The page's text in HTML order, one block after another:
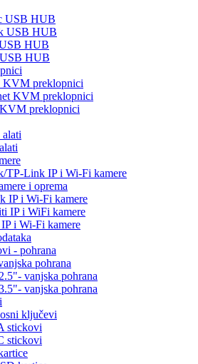
USB HUB
USB HUB
HUB
HUB
KVM preklopnici
KVM preklopnici
preklopnici
TP-Link IP i Wi-Fi kamere
i oprema
IP i Wi-Fi kamere
IP i WiFi kamere
i Wi-Fi kamere
- pohrana
pohrana
vanjska pohrana
vanjska pohrana
ključevi
stickovi
stickovi